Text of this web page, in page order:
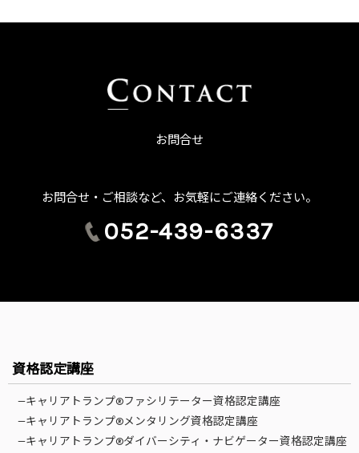
お問合せ
お問合せ・ご相談など、お気軽にご連絡ください。
052-439-6337
資格認定講座
—キャリアトランプ®ファシリテーター資格認定講座
—キャリアトランプ®メンタリング資格認定講座
—キャリアトランプ®ダイバーシティ・ナビゲーター資格認定講座